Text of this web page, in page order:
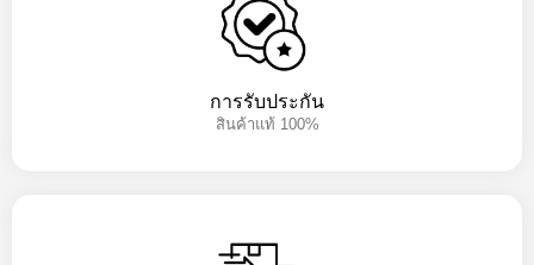
การรับประกัน
สินค้าแท้ 100%